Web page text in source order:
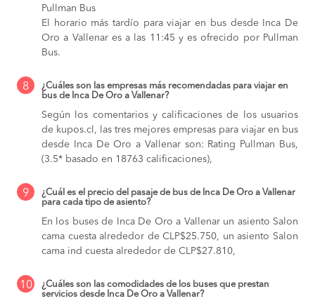
Pullman Bus
El horario más tardío para viajar en bus desde Inca De
Oro a Vallenar es a las 11:45 y es ofrecido por Pullman
Bus.
8
¿Cuáles son las empresas más recomendadas para viajar en
bus de Inca De Oro a Vallenar?
Según los comentarios y calificaciones de los usuarios
de kupos.cl, las tres mejores empresas para viajar en bus
desde Inca De Oro a Vallenar son: Rating Pullman Bus,
(3.5* basado en 18763 calificaciones),
9
¿Cuál es el precio del pasaje de bus de Inca De Oro a Vallenar
para cada tipo de asiento?
En los buses de Inca De Oro a Vallenar un asiento Salon
cama cuesta alrededor de CLP$25.750, un asiento Salon
cama ind cuesta alrededor de CLP$27.810,
10
¿Cuáles son las comodidades de los buses que prestan
servicios desde Inca De Oro a Vallenar?